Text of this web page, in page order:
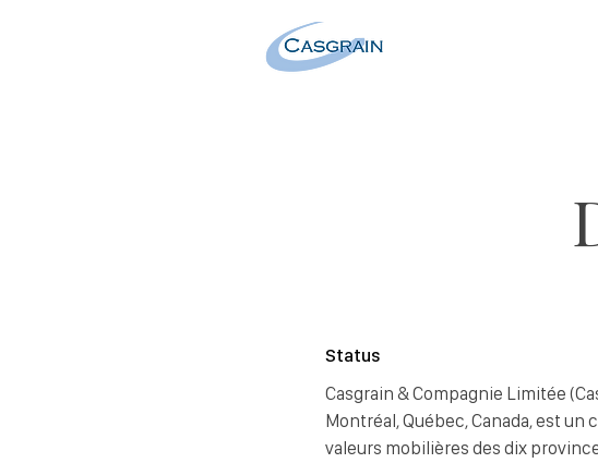
Status
Casgrain & Compagnie Limitée
Montréal, Québec, Canada, est
valeurs mobilières des dix